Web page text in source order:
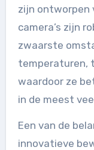
zijn ontworpen
camera’s zijn
zwaarste
temperaturen,
waardoor ze
in de meest
Een van de
innovatieve